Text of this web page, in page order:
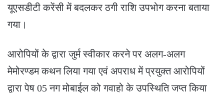
यूएसडीटी करेंसी में बदलकर ठगी राशि उपभोग करना बताया
गया।
आरोपियों के द्वारा जुर्म स्वीकार करने पर अलग-अलग
मेमोरण्डम कथन लिया गया एवं अपराध में प्रयुक्त आरोपियों
द्वारा पेष 05 नग मोबाईल को गवाहो के उपस्थिति जप्त किया